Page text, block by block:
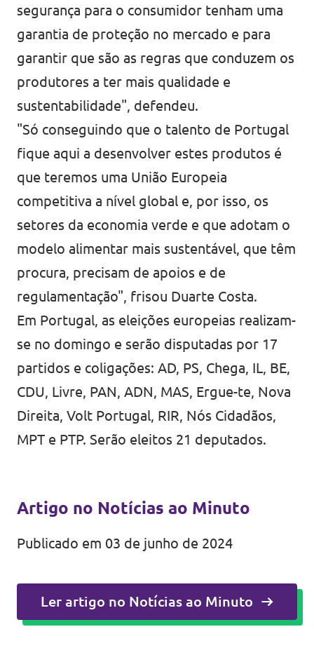
segurança para o consumidor tenham uma
garantia de proteção no mercado e para
garantir que são as regras que conduzem os
produtores a ter mais qualidade e
sustentabilidade", defendeu.
"Só conseguindo que o talento de Portugal
fique aqui a desenvolver estes produtos é
que teremos uma União Europeia
competitiva a nível global e, por isso, os
setores da economia verde e que adotam o
modelo alimentar mais sustentável, que têm
procura, precisam de apoios e de
regulamentação", frisou Duarte Costa.
Em Portugal, as eleições europeias realizam-
se no domingo e serão disputadas por 17
partidos e coligações: AD, PS, Chega, IL, BE,
CDU, Livre, PAN, ADN, MAS, Ergue-te, Nova
Direita, Volt Portugal, RIR, Nós Cidadãos,
MPT e PTP. Serão eleitos 21 deputados.
Artigo no Notícias ao Minuto
Publicado em 03 de junho de 2024
Ler artigo no Notícias ao Minuto